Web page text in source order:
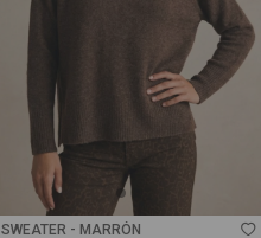
Talle
SWEATER - MARRÓN